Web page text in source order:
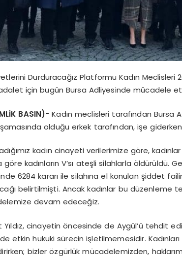
Durduracağız Platformu Kadın Meclisleri
için bugün Bursa Adliyesinde mücadele
BASIN)-Kadın meclisleri tarafından Bursa
olduğu erkek tarafından, işe
kadın cinayeti verilerimize göre,
kadınların V’sı ateşli silahlarla öldürüldü.
6284 kararı ile silahına el konulan şiddet
belirtilmişti. Ancak kadınlar bu düzenleme
devam edeceğiz.
Yıldız, cinayetin öncesinde de Aygül’ü tehdit
etkin hukuki sürecin işletilmemesidir.
bizler özgürlük mücadelemizden,